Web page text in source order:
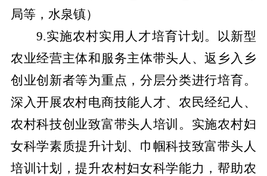
局等，水泉镇）
9.实施农村实用人才培育计划。以新型
农业经营主体和服务主体带头人、返乡入乡
创业创新者等为重点，分层分类进行培育。
深入开展农村电商技能人才、农民经纪人、
农村科技创业致富带头人培训。实施农村妇
女科学素质提升计划、巾帼科技致富带头人
培训计划，提升农村妇女科学能力，帮助农